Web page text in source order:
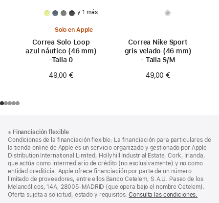
y 1 más
Solo en Apple
Correa Solo Loop
azul náutico (46 mm)
-Talla 0
49,00 €
Correa Nike Sport
gris velado (46 mm)
- Talla S/M
49,00 €
a
pie
de
página
al
pie
※ Financiación flexible
Condiciones de la financiación flexible: La financiación para particulares de
la tienda online de Apple es un servicio organizado y gestionado por Apple
Distribution International Limited, Hollyhill Industrial Estate, Cork, Irlanda,
que actúa como intermediario de crédito (no exclusivamente) y no como
entidad crediticia. Apple ofrece financiación por parte de un número
limitado de proveedores, entre ellos Banco Cetelem, S.A.U. Paseo de los
Melancólicos, 14A, 28005-MADRID (que opera bajo el nombre Cetelem).
Oferta sujeta a solicitud, estado y requisitos.Consulta las condiciones.